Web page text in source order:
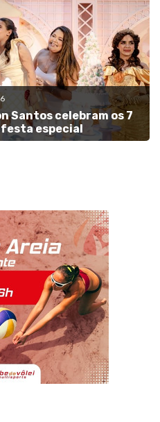
Santos celebram os 7
festa especial